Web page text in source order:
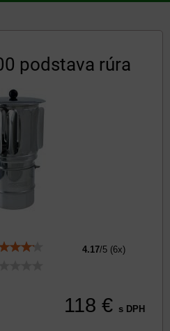
podstava rúra
4.17/5 (6x)
118 € s DPH